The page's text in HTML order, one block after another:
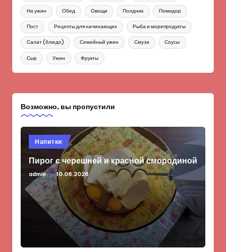
На ужин Обед Овощи Полдник Помидор
Пост Рецепты для начинающих Рыба и морепродукты
Салат (блюдо) Семейный ужин Смузи Соусы
Сыр Ужин Фрукты
Возможно, вы пропустили
Опубликовано
в
Напитки
Пирог с черешней и красной смородиной
Запись
от
admin 10.06.2026